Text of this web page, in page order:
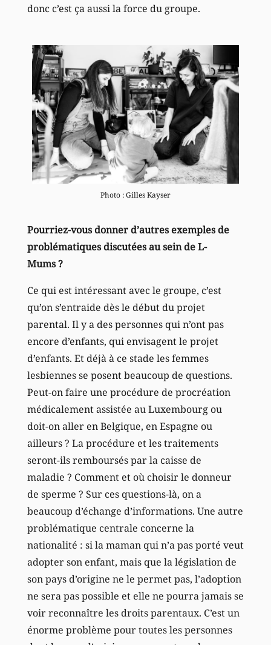
donc c’est ça aussi la force du groupe.
Photo : Gilles Kayser
Pourriez-vous donner d’autres exemples de
problématiques discutées au sein de L-
Mums ?
Ce qui est intéressant avec le groupe, c’est
qu’on s’entraide dès le début du projet
parental. Il y a des personnes qui n’ont pas
encore d’enfants, qui envisagent le projet
d’enfants. Et déjà à ce stade les femmes
lesbiennes se posent beaucoup de questions.
Peut-on faire une procédure de procréation
médicalement assistée au Luxembourg ou
doit-on aller en Belgique, en Espagne ou
ailleurs ? La procédure et les traitements
seront-ils remboursés par la caisse de
maladie ? Comment et où choisir le donneur
de sperme ? Sur ces questions-là, on a
beaucoup d’échange d’informations. Une autre
problématique centrale concerne la
nationalité : si la maman qui n’a pas porté veut
adopter son enfant, mais que la législation de
son pays d’origine ne le permet pas, l’adoption
ne sera pas possible et elle ne pourra jamais se
voir reconnaître les droits parentaux. C’est un
énorme problème pour toutes les personnes